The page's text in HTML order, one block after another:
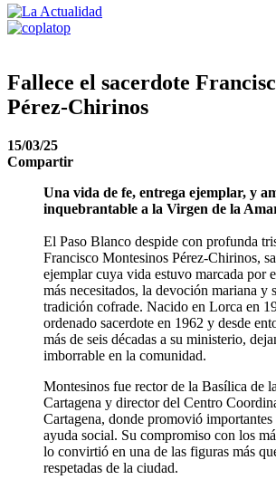
Fallece el sacerdote
Pérez-Chirinos
15/03/25
Compartir
Una vida de fe, entrega ejemplar, y
inquebrantable a la Virgen de la
El Paso Blanco despide con profunda
Francisco Montesinos Pérez-Chirinos,
ejemplar cuya vida estuvo marcada por
más necesitados, la devoción mariana y
tradición cofrade. Nacido en Lorca en
ordenado sacerdote en 1962 y desde
más de seis décadas a su ministerio,
imborrable en la comunidad.
Montesinos fue rector de la Basílica de
Cartagena y director del Centro
Cartagena, donde promovió
ayuda social. Su compromiso con los
lo convirtió en una de las figuras más
respetadas de la ciudad.